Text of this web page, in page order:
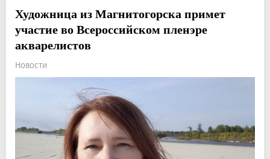
Художница из Магнитогорска примет
участие во Всероссийском пленэре
акварелистов
Новости